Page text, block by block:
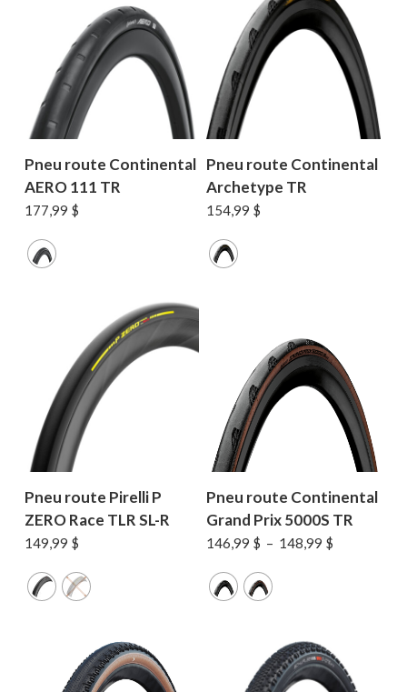
Pneu route Continental
AERO 111 TR
177,99 $
Pneu route Continental
Archetype TR
154,99 $
Pneu route Pirelli P
ZERO Race TLR SL-R
149,99 $
Pneu route Continental
Grand Prix 5000S TR
146,99 $ – 148,99 $